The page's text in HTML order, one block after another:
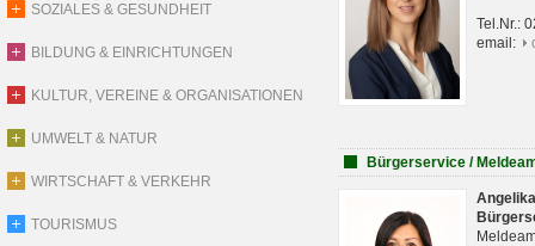
SOZIALES & GESUNDHEIT
BILDUNG & EINRICHTUNGEN
KULTUR, VEREINE & ORGANISATIONEN
UMWELT & NATUR
WIRTSCHAFT & VERKEHR
TOURISMUS
Tel.Nr.:
email:
Bürgerservice /